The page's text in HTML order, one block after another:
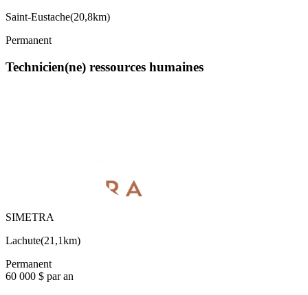
Saint-Eustache(20,8km)
Permanent
Technicien(ne) ressources humaines
SIMETRA
Lachute(21,1km)
Permanent
60 000 $ par an